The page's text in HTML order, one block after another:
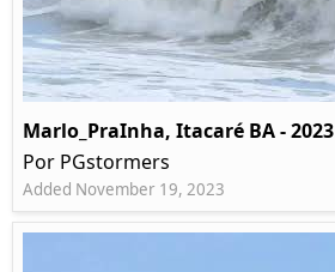
Marlo_PraInha, Itacaré BA - 2023
Por PGstormers
Added November 19, 2023